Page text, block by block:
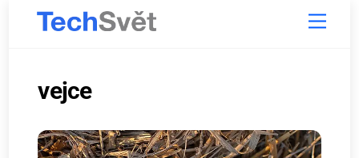
Menu
vejce